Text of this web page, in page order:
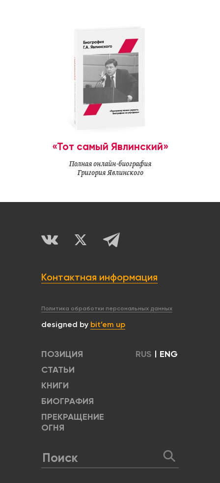
«Тот самый Явлинский»
Полная онлайн-биография
Григория Явлинского
Контактная информация
Политика обработки персональных данных
designed by bit’em up
ПОЗИЦИЯ
СТАТЬИ
КНИГИ
БИОГРАФИЯ
ПРЕКРАЩЕНИЕ
ОГНЯ
RUS | ENG